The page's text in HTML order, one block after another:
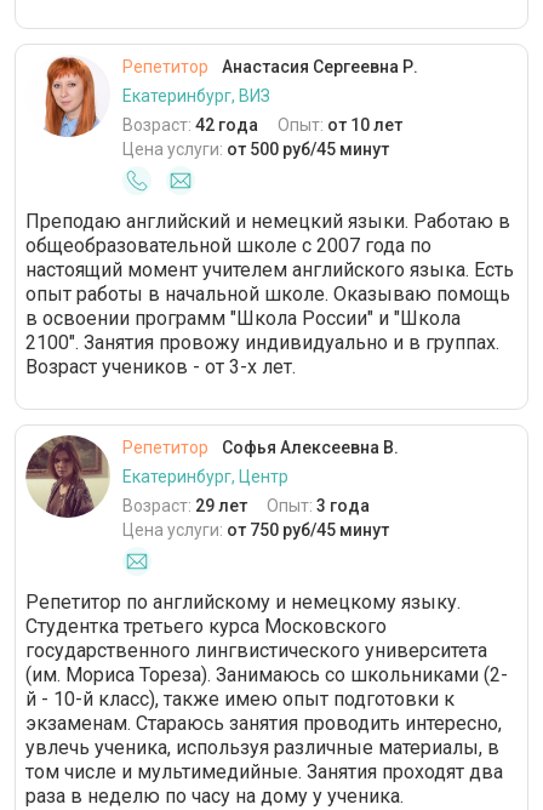
Репетитор
Анастасия Сергеевна Р.
Екатеринбург, ВИЗ
Возраст: 42 года Опыт: от 10 лет
Цена услуги: от 500 руб/45 минут
Преподаю английский и немецкий языки. Работаю в
общеобразовательной школе с 2007 года по
настоящий момент учителем английского языка. Есть
опыт работы в начальной школе. Оказываю помощь
в освоении программ "Школа России" и "Школа
2100". Занятия провожу индивидуально и в группах.
Возраст учеников - от 3-х лет.
Репетитор
Софья Алексеевна В.
Екатеринбург, Центр
Возраст: 29 лет Опыт: 3 года
Цена услуги: от 750 руб/45 минут
Репетитор по английскому и немецкому языку.
Студентка третьего курса Московского
государственного лингвистического университета
(им. Мориса Тореза). Занимаюсь со школьниками (2-
й - 10-й класс), также имею опыт подготовки к
экзаменам. Стараюсь занятия проводить интересно,
увлечь ученика, используя различные материалы, в
том числе и мультимедийные. Занятия проходят два
раза в неделю по часу на дому у ученика.